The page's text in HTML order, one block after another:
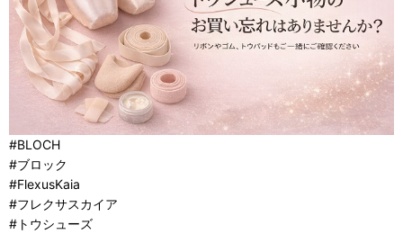
#BLOCH
#ブロック
#FlexusKaia
#フレクサスカイア
#トウシューズ